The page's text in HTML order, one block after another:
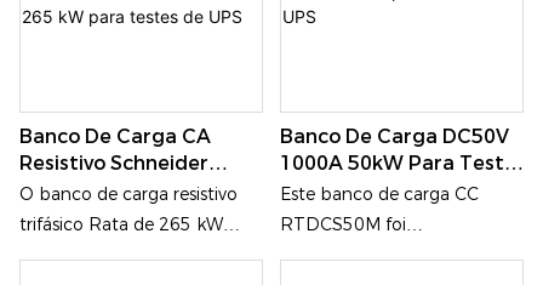
borda. Adotando uma
equipado com interfaces IEC
60320, é adequado para
simulação e teste de carga
de UPS, unidades de
distribuição de energia,
circuitos de alimentação de
de 50 Hz. Como uma carga
soluções de teste de carga
precisas e confiáveis ​​para
grupos geradores, fontes de
alimentação UPS e outros
equipamentos de energia
CA.
Banco De Carga CA
Resistivo Schneider
B265L De 265 KW Para
Testes De UPS
O banco de carga resistivo
trifásico Rata de 265 kW
(modelo: B265L) é
Banco De Carga DC50V
1000A 50kW Para Teste
De UPS
Este banco de carga CC
RTDCS50M foi
especialmente desenvolvido